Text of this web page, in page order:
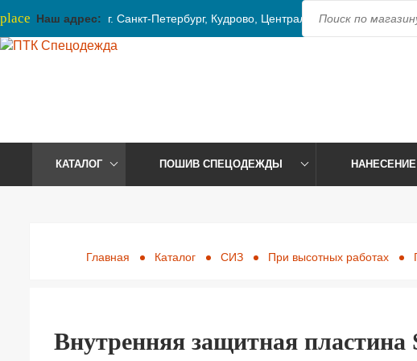
place Наш адрес: г. Санкт-Петербург, Кудрово, Центральная, 41
КАТАЛОГ ПОШИВ СПЕЦОДЕЖДЫ
Главная Каталог СИЗ При высотных работах
Внутренняя защитная пластина